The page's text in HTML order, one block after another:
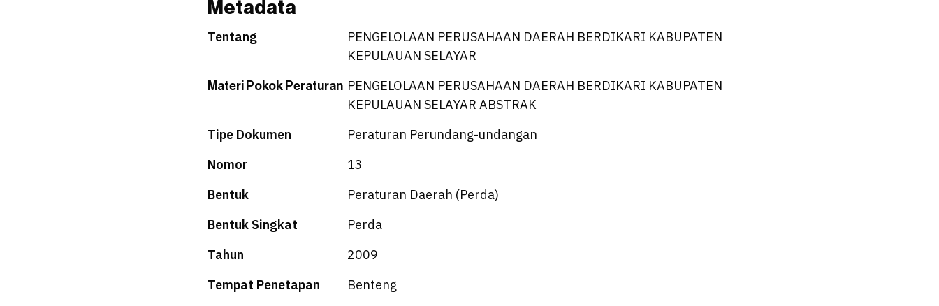
Metadata
Tentang
PENGELOLAAN PERUSAHAAN DAERAH BERDIKARI KABUPATEN
KEPULAUAN SELAYAR
Materi Pokok Peraturan PENGELOLAAN PERUSAHAAN DAERAH BERDIKARI KABUPATEN
KEPULAUAN SELAYAR ABSTRAK
Tipe Dokumen
Peraturan Perundang-undangan
Nomor
13
Bentuk
Peraturan Daerah (Perda)
Bentuk Singkat
Perda
Tahun
2009
Tempat Penetapan
Benteng